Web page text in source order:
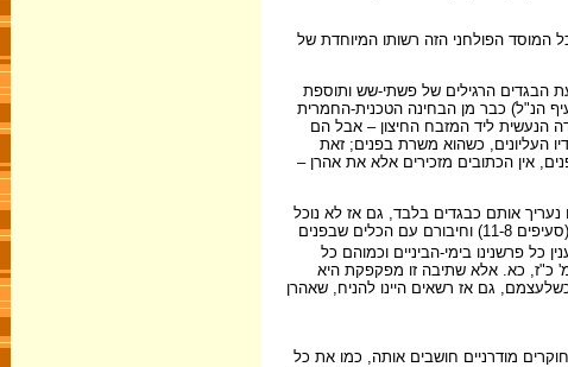
המוסד הפולחני הזה רשותו המיוחדת של
(סעיף 7). שהרי ההדיוטות מכהנים בחצר בארבעת הבגדים הרגילים של פשתי-שש ותוספת
הנ"ל) כבר מן הבחינה הטכנית-החמרית
הנעשית ליד המזבח החיצון – אבל הם
השימוש בכל בגדיו העליונים, כשהוא משרת בפנים; זאת
ליד שלושת הכלים שבפנים, אין הכתובים מזכירים אלא את אהרן –
אותם כבגדים בלבד, גם אז לא נוכל
להימלט מן המסקנה, שעשיית הפולחן הפנימי נתונה רק לאותו כהן שלובשם והוא הכהן הגדול. עכשיו שנתברר לנו ערכם הפולחני של הבגדים העליונים (סעיפים 11-8) וחיבורם עם הכלים שבפנים
כל פרשנינו בימי-הביניים וכמוהם כל
כ"ז, כא. אלא שתיבה זו מפקפקת היא
גם אז רשאים היינו להניח, שאהרן
מודרניים חושבים אותה, כמו את כל